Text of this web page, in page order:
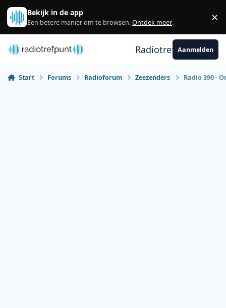
Spring naar bijdragen
Bekijk in de app
Een betere manier om te browsen.Ontdek meer. ×
RadiotrefpuntAanmelden
Start Forums Radioforum Zeezenders Radio 390 -